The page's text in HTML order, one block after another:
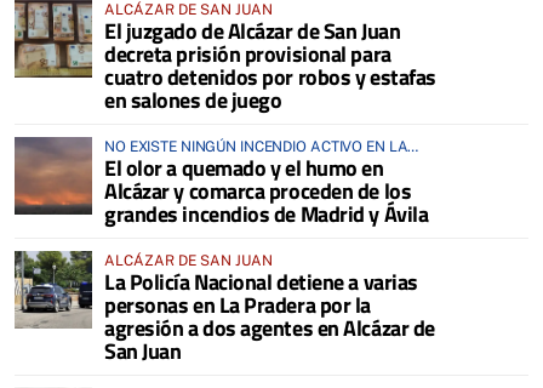
ALCÁZAR DE SAN JUAN
El juzgado de Alcázar de San Juan
decreta prisión provisional para
cuatro detenidos por robos y estafas
en salones de juego
NO EXISTE NINGÚN INCENDIO ACTIVO EN LA
COMARCA
El olor a quemado y el humo en
Alcázar y comarca proceden de los
grandes incendios de Madrid y Ávila
ALCÁZAR DE SAN JUAN
La Policía Nacional detiene a varias
personas en La Pradera por la
agresión a dos agentes en Alcázar de
San Juan